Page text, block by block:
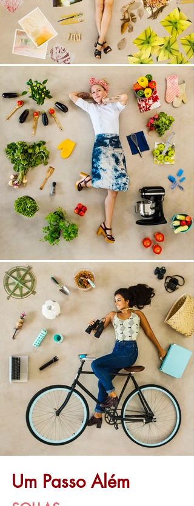
Um Passo Além